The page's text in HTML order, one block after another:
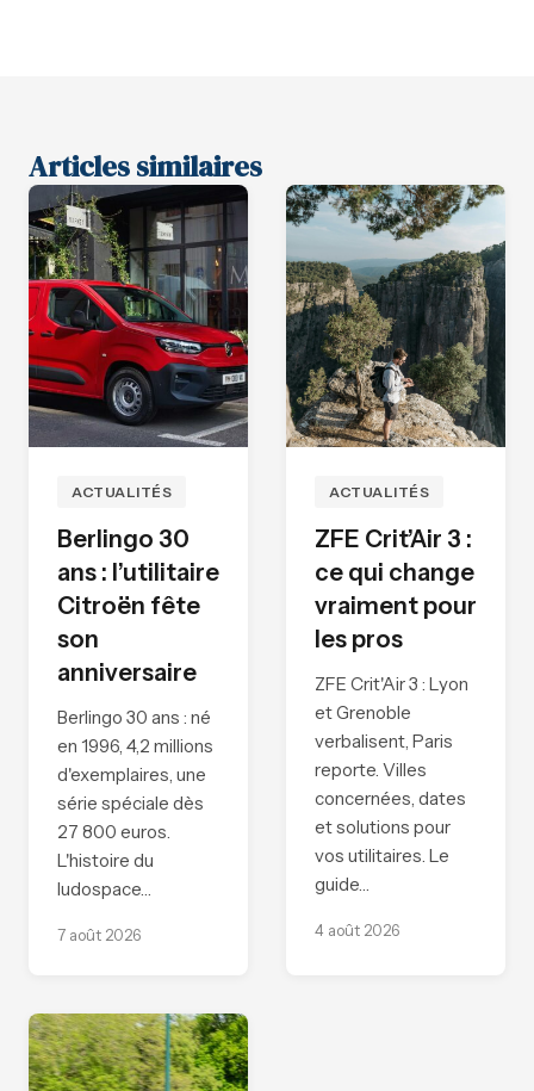
Articles similaires
ACTUALITÉS
Berlingo 30
ans : l’utilitaire
Citroën fête
son
anniversaire
Berlingo 30 ans : né
en 1996, 4,2 millions
d'exemplaires, une
série spéciale dès
27 800 euros.
L'histoire du
ludospace…
7 août 2026
ACTUALITÉS
ZFE Crit’Air 3 :
ce qui change
vraiment pour
les pros
ZFE Crit'Air 3 : Lyon
et Grenoble
verbalisent, Paris
reporte. Villes
concernées, dates
et solutions pour
vos utilitaires. Le
guide…
4 août 2026